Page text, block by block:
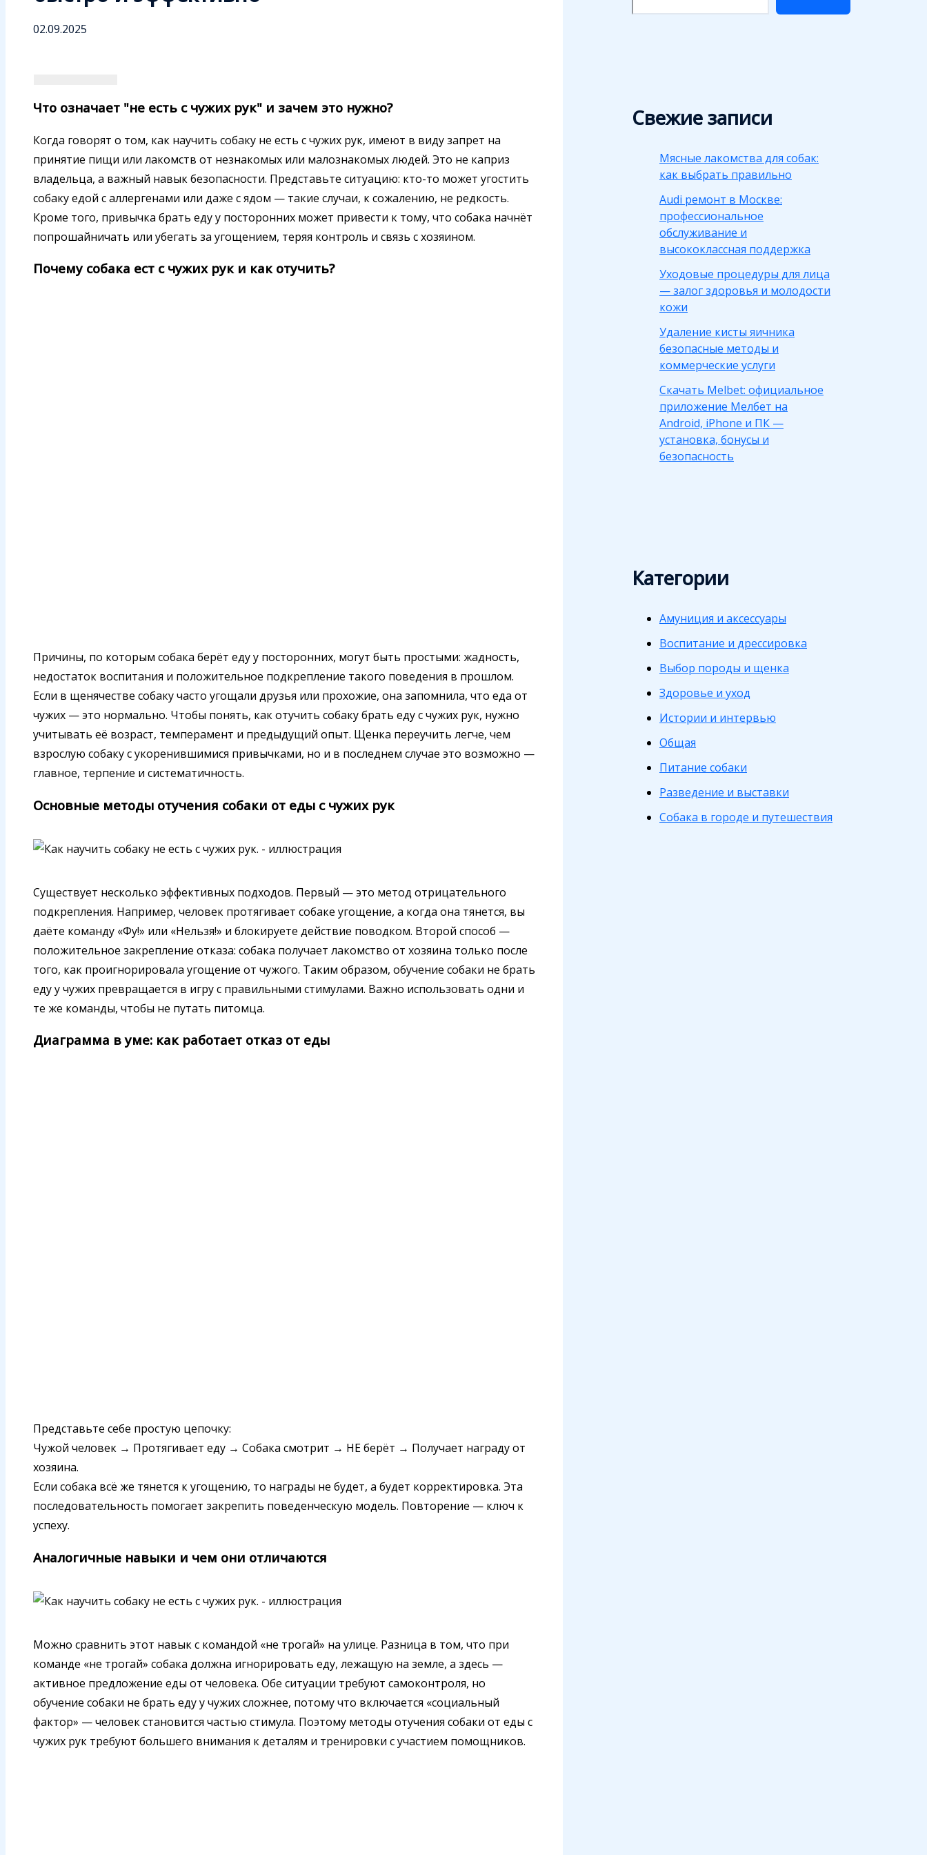
02.09.2025
Что означает "не есть с чужих рук" и зачем это нужно?
Когда говорят о том, как научить собаку не есть с чужих рук, имеют в виду запрет на
принятие пищи или лакомств от незнакомых или малознакомых людей. Это не каприз
владельца, а важный навык безопасности. Представьте ситуацию: кто-то может угостить
собаку едой с аллергенами или даже с ядом — такие случаи, к сожалению, не редкость.
Кроме того, привычка брать еду у посторонних может привести к тому, что собака начнёт
попрошайничать или убегать за угощением, теряя контроль и связь с хозяином.
Почему собака ест с чужих рук и как отучить?
Причины, по которым собака берёт еду у посторонних, могут быть простыми: жадность,
недостаток воспитания и положительное подкрепление такого поведения в прошлом.
Если в щенячестве собаку часто угощали друзья или прохожие, она запомнила, что еда от
чужих — это нормально. Чтобы понять, как отучить собаку брать еду с чужих рук, нужно
учитывать её возраст, темперамент и предыдущий опыт. Щенка переучить легче, чем
взрослую собаку с укоренившимися привычками, но и в последнем случае это возможно —
главное, терпение и систематичность.
Основные методы отучения собаки от еды с чужих рук
Существует несколько эффективных подходов. Первый — это метод отрицательного
подкрепления. Например, человек протягивает собаке угощение, а когда она тянется, вы
даёте команду «Фу!» или «Нельзя!» и блокируете действие поводком. Второй способ —
положительное закрепление отказа: собака получает лакомство от хозяина только после
того, как проигнорировала угощение от чужого. Таким образом, обучение собаки не брать
еду у чужих превращается в игру с правильными стимулами. Важно использовать одни и
те же команды, чтобы не путать питомца.
Диаграмма в уме: как работает отказ от еды
Представьте себе простую цепочку:
Чужой человек → Протягивает еду → Собака смотрит → НЕ берёт → Получает награду от
хозяина.
Если собака всё же тянется к угощению, то награды не будет, а будет корректировка. Эта
последовательность помогает закрепить поведенческую модель. Повторение — ключ к
успеху.
Аналогичные навыки и чем они отличаются
Можно сравнить этот навык с командой «не трогай» на улице. Разница в том, что при
команде «не трогай» собака должна игнорировать еду, лежащую на земле, а здесь —
активное предложение еды от человека. Обе ситуации требуют самоконтроля, но
обучение собаки не брать еду у чужих сложнее, потому что включается «социальный
фактор» — человек становится частью стимула. Поэтому методы отучения собаки от еды с
чужих рук требуют большего внимания к деталям и тренировки с участием помощников.
Свежие записи
Мясные лакомства для собак:
как выбрать правильно
Audi ремонт в Москве:
профессиональное
обслуживание и
высококлассная поддержка
Уходовые процедуры для лица
— залог здоровья и молодости
кожи
Удаление кисты яичника
безопасные методы и
коммерческие услуги
Скачать Melbet: официальное
приложение Мелбет на
Android, iPhone и ПК —
установка, бонусы и
безопасность
Категории
Амуниция и аксессуары
Воспитание и дрессировка
Выбор породы и щенка
Здоровье и уход
Истории и интервью
Общая
Питание собаки
Разведение и выставки
Собака в городе и путешествия